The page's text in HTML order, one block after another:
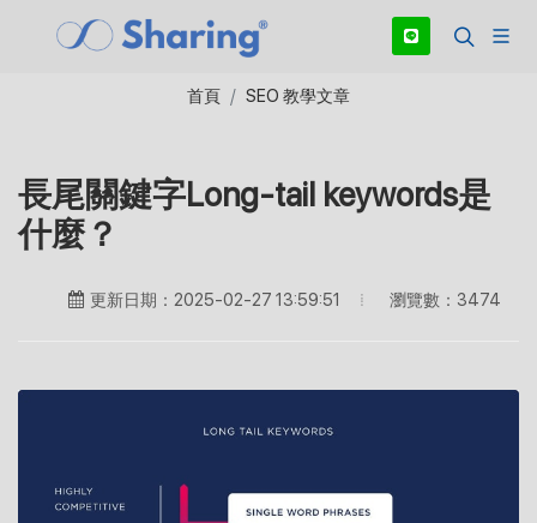
首頁 SEO 教學文章
長尾關鍵字Long-tail keywords是
什麼？
更新日期：2025-02-27 13:59:51 瀏覽數：3474